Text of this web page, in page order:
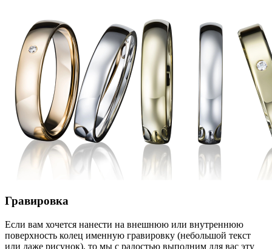
Гравировка
Если вам хочется нанести на внешнюю или внутреннюю
поверхность колец именную гравировку (небольшой текст
или даже рисунок), то мы с радостью выполним для вас эту